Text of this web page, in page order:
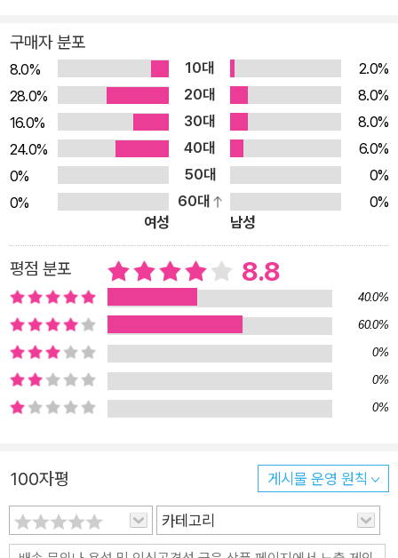
고 완전한 외톨이도 아닌, 스타와 외톨이 사이에 가득한 수많은
행성 같은 존재들의 이야기를 한 편 한 편에 흩뿌려놓았다. 서툴
고 한심하고, 심각하기 이를 데 없다가도 너무 가벼워 날아 가버
릴 것처럼 굴기도 하는 존재들. ‘나는 남들과 다르다’며 홀로 당당
하다가도 친구의 재능에 단번에 좌절하고 움츠러드는 소녀도 있
고, 좋아하는 사람과 시선조차 맞추지 못하는 소심한 소년도 있
다. 또, 인기 많은 친구의 말 한 마디에 얼굴이 빨개지는 아이, 성
적도 외모도 다 평균이어서 그저 한 무더기로밖에 보이지 않는 청
하기만 한 그와 그녀들의 고교생활은 ‘어른이 되면 맛볼 수 없는,
맛보지 않고는 어른이 될 수 없는’ 것들이기에, 이 연대 특유의 보
편적인 고민과 괴로움을 담담하게 들려주기에 아, 나도 그랬었지
하고 공감하게 된다. 그리고 그 빛나는 세계를 통과해버린 자신에
게 그때야말로 내가 가장 반짝반짝하던 순간이었지, 하는 사실을
깨닫게 한다. “누구나 겪었을 평범한 학창 시절의 이야기를 써보
고 싶었습니다. 비록 나의 고교 시절은 어둡고 꼴사나웠지만. 졸
을 뚝뚝 흘렸을 정도였습니다. 그런데 소설을 쓰는 동안 행복했던
기억들이 점점 더 많아지면서 ‘아, 내 학창시절도 즐거웠구나’라
는 착각이 들기 시작했습니다.”(도시마 미호) 괴로운 일도, 창피
한 일도 시간이 지나면 모두 반짝반짝 빛이 나기 시작합니다 “작
구매자 분포
8.0% 10대
2.0%
28.0%
20대
8.0%
16.0%
30대
8.0%
24.0%
40대
6.0%
0%
50대
0%
0%
60대
0%
여성
남성
평점 분포 8.8
40.0%
60.0%
0%
0%
0%
100자평 게시물 운영 원칙
카테고리